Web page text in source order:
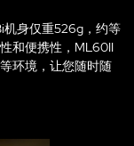
机身仅重526g，约等
和便携性，ML60II
环境，让您随时随